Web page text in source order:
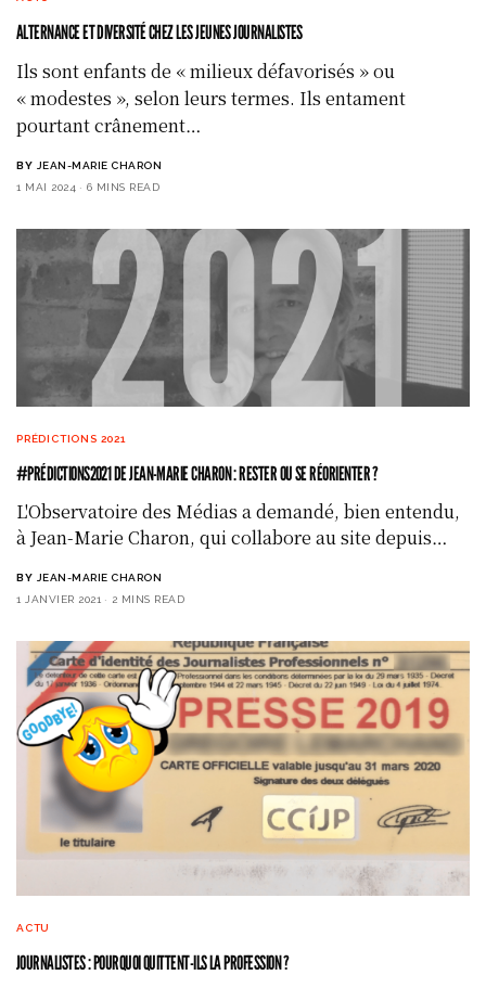
ALTERNANCE ET DIVERSITÉ CHEZ LES JEUNES JOURNALISTES
Ils sont enfants de « milieux défavorisés » ou
« modestes », selon leurs termes. Ils entament
pourtant crânement…
BY JEAN-MARIE CHARON
1 MAI 2024
6 MINS READ
PRÉDICTIONS 2021
#PRÉDICTIONS2021 DE JEAN-MARIE CHARON : RESTER OU SE RÉORIENTER ?
L'Observatoire des Médias a demandé, bien entendu,
à Jean-Marie Charon, qui collabore au site depuis…
BY JEAN-MARIE CHARON
1 JANVIER 2021
2 MINS READ
ACTU
JOURNALISTES : POURQUOI QUITTENT-ILS LA PROFESSION ?